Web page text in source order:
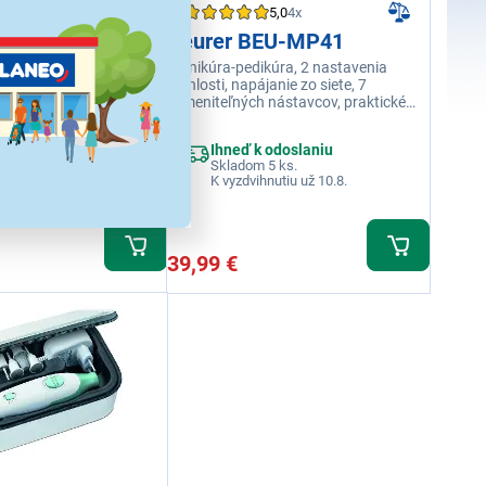
MP48
UV / LED lampa na
gélov na
nastavenia
5,04x
Beurer BEU-MP41
Manikúra-pedikúra, 2 nastavenia
rýchlosti, napájanie zo siete, 7
vymeniteľných nástavcov, praktické
Ihneď k odoslaniu
Skladom 5 ks.
K vyzdvihnutiu už 10.8.
39,99 €